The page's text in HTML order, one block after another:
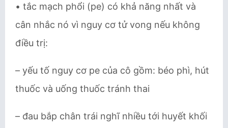
• tắc mạch phổi (pe) có khả năng nhất và
cân nhắc nó vì nguy cơ tử vong nếu không
điều trị:
– yếu tố nguy cơ pe của cô gồm: béo phì, hút
thuốc và uống thuốc tránh thai
– đau bắp chân trái nghĩ nhiều tới huyết khối